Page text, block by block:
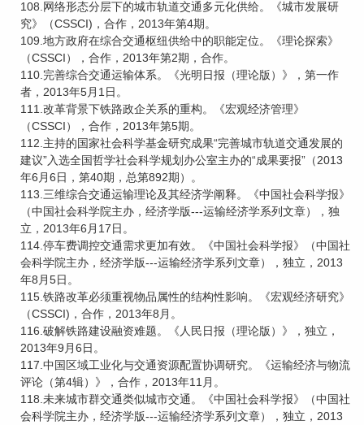
108.网络形态分层下的城市轨道交通多元化供给。《城市发展研
究》（CSSCI)，合作，2013年第4期。
109.地方政府在综合交通枢纽供给中的职能定位。《理论探索》
（CSSCI），合作，2013年第2期，合作。
110.完善综合交通运输体系。《光明日报（理论版）》，第一作
者，2013年5月1日。
111.改革背景下铁路政企关系的重构。《宏观经济管理》
（CSSCI），合作，2013年第5期。
112.主持的国家社会科学基金研究成果“完善城市轨道交通发展的
建议”入选全国哲学社会科学规划办公室主办的“成果要报”（2013
年6月6日，第40期，总第892期）。
113.三维综合交通运输理论及其经济学阐释。《中国社会科学报》
（中国社会科学院主办，经济学版---运输经济学系列文章），独
立，2013年6月17日。
114.停车费调控交通需求更加有效。《中国社会科学报》（中国社
会科学院主办，经济学版---运输经济学系列文章），独立，2013
年8月5日。
115.铁路改革必须重视物品属性的结构性影响。《宏观经济研究》
（CSSCI)，合作，2013年8月。
116.破解铁路建设融资难题。《人民日报（理论版）》，独立，
2013年9月6日。
117.中国区域工业化与交通资源配置协调研究。《运输经济与物流
评论（第4辑）》，合作，2013年11月。
118.未来城市群交通类似城市交通。《中国社会科学报》（中国社
会科学院主办，经济学版---运输经济学系列文章），独立，2013